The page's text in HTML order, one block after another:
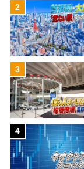
2
3
4